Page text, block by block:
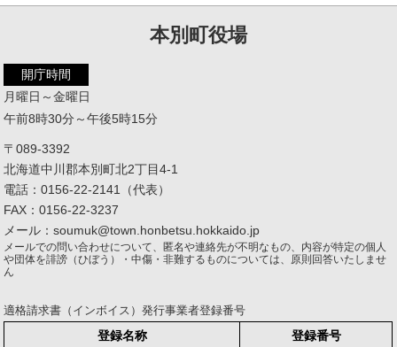
本別町役場
開庁時間
月曜日～金曜日
午前8時30分～午後5時15分
〒089-3392
北海道中川郡本別町北2丁目4-1
電話：0156-22-2141（代表）
FAX：0156-22-3237
メール：soumuk@town.honbetsu.hokkaido.jp
メールでの問い合わせについて、匿名や連絡先が不明なもの、内容が特定の個人
や団体を誹謗（ひぼう）・中傷・非難するものについては、原則回答いたしませ
ん
適格請求書（インボイス）発行事業者登録番号
登録名称
登録番号